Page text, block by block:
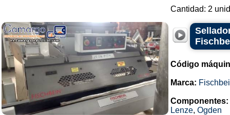
Cantidad: 2
Código
Marca:
Componentes:
Lenze, Ogden